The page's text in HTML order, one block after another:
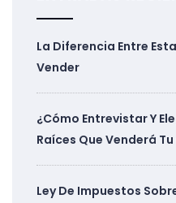
La Diferencia Entre
Vender
¿Cómo Entrevistar Y
Raíces Que Venderá
Ley De Impuestos